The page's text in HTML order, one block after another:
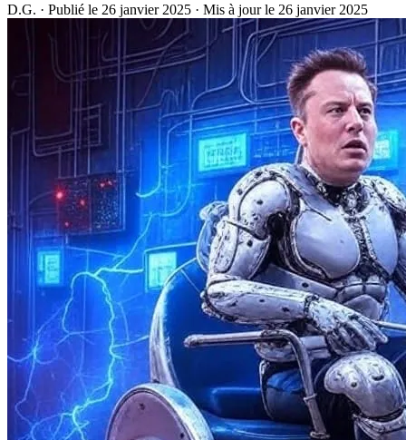
D.G. · Publié le 26 janvier 2025 · Mis à jour le 26 janvier 2025